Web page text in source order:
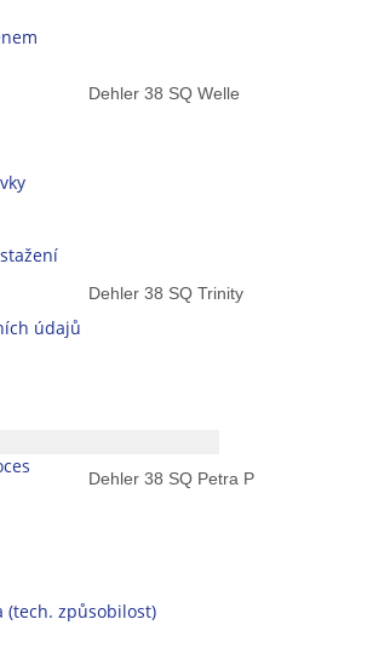
údajů
(tech. způsobilost)
Dehler 38 SQ Welle
Dehler 38 SQ Trinity
Dehler 38 SQ Petra P